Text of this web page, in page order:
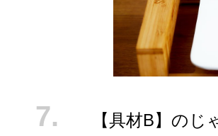
【具材B】の